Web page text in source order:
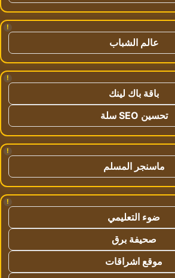
!
عالم الشباب
!
باقة باك لينك
تحسين SEO سلة
!
ماسنجر المسلم
!
ضوء التعليمي
صحيفة برق
موقع اشراقات